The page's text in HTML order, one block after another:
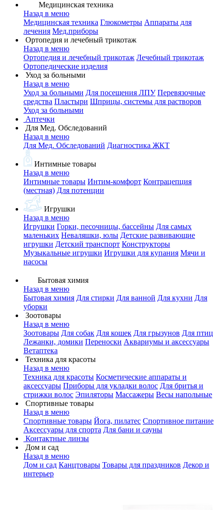
Медицинская техника
Назад в меню
Медицинская техника Глюкометры Аппараты для
лечения Мед.приборы
Ортопедия и лечебный трикотаж
Назад в меню
Ортопедия и лечебный трикотаж Лечебный трикотаж
Ортопедические изделия
Уход за больными
Назад в меню
Уход за больными Для посещения ЛПУ Перевязочные
средства Пластыри Шприцы, системы для растворов
Уход за больными
Аптечки
Для Мед. Обследований
Назад в меню
Для Мед. Обследований Диагностика ЖКТ
Интимные товары
Назад в меню
Интимные товары Интим-комфорт Контрацепция
(местная) Для потенции
Игрушки
Назад в меню
Игрушки Горки, песочницы, бассейны Для самых
маленьких Неваляшки, юлы Детские развивающие
игрушки Детский транспорт Конструкторы
Музыкальные игрушки Игрушки для купания Мячи и
насосы
Бытовая химия
Назад в меню
Бытовая химия Для стирки Для ванной Для кухни Для
уборки
Зоотовары
Назад в меню
Зоотовары Для собак Для кошек Для грызунов Для птиц
Лежанки, домики Переноски Аквариумы и аксессуары
Ветаптека
Техника для красоты
Назад в меню
Техника для красоты Косметические аппараты и
аксессуары Приборы для укладки волос Для бритья и
стрижки волос Эпиляторы Массажеры Весы напольные
Спортивные товары
Назад в меню
Спортивные товары Йога, пилатес Спортивное питание
Аксессуары для спорта Для бани и сауны
Контактные линзы
Дом и сад
Назад в меню
Дом и сад Канцтовары Товары для праздников Декор и
интерьер